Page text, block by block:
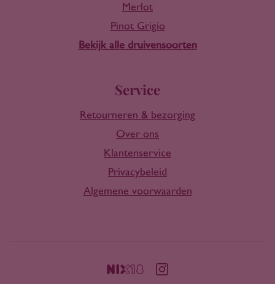
Merlot
Pinot Grigio
Bekijk alle druivensoorten
Service
Retourneren & bezorging
Over ons
Klantenservice
Privacybeleid
Algemene voorwaarden